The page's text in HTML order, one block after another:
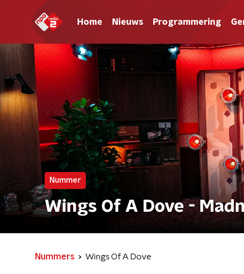
Home Nieuws Programmering
Nummer
Wings Of A Dove -
Nummers Wings Of A Dove